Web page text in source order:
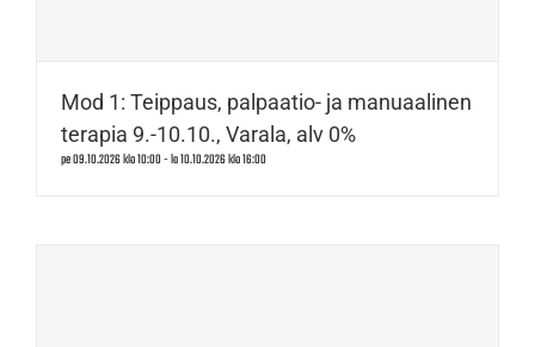
Mod 1: Teippaus, palpaatio- ja manuaalinen
terapia 9.-10.10., Varala, alv 0%
pe 09.10.2026 klo 10:00-la 10.10.2026 klo 16:00